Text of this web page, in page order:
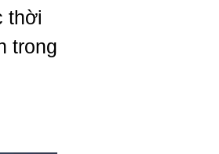
thời
trong